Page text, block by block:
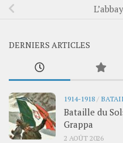
DERNIERS ARTICLES
1914-1918 /
Bataille du
Grappa
2 AOÛT 2026